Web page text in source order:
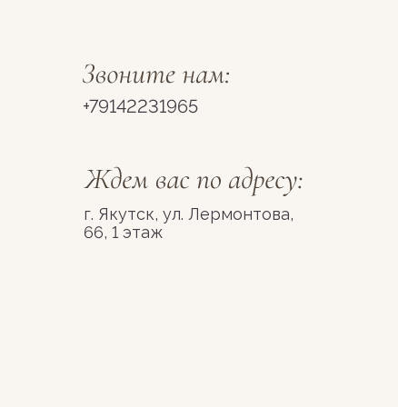
г. Якутск, ул. Лермонтова,
66, 1 этаж
+79142231965